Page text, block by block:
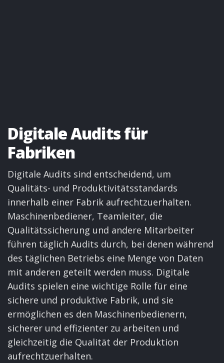
Digitale Audits für
Fabriken
Digitale Audits sind entscheidend, um
Qualitäts- und Produktivitätsstandards
innerhalb einer Fabrik aufrechtzuerhalten.
Maschinenbediener, Teamleiter, die
Qualitätssicherung und andere Mitarbeiter
führen täglich Audits durch, bei denen während
des täglichen Betriebs eine Menge von Daten
mit anderen geteilt werden muss. Digitale
Audits spielen eine wichtige Rolle für eine
sichere und produktive Fabrik, und sie
ermöglichen es den Maschinenbedienern,
sicherer und effizienter zu arbeiten und
gleichzeitig die Qualität der Produktion
aufrechtzuerhalten.